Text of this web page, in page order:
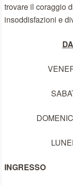
trovare il coraggio
insoddisfazioni e
INGRESSO